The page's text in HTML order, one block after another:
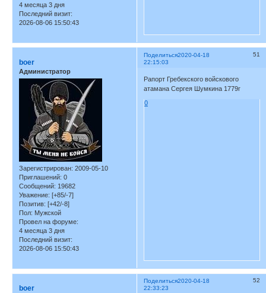
4 месяца 3 дня
Последний визит:
2026-08-06 15:50:43
Поделиться 51
2020-04-18
22:15:03
boer
Администратор
Зарегистрирован: 2009-05-10
Приглашений: 0
Сообщений: 19682
Уважение: [+85/-7]
Позитив: [+42/-8]
Пол: Мужской
Провел на форуме:
4 месяца 3 дня
Последний визит:
2026-08-06 15:50:43
Рапорт Гребекского войскового
атамана Сергея Шумкина 1779г
0
Поделиться 52
2020-04-18
22:33:23
boer